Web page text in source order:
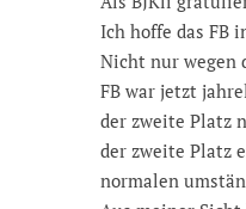
Ich hoffe das FB
Nicht nur wegen
FB war jetzt
der zweite Platz
der zweite Platz
normalen